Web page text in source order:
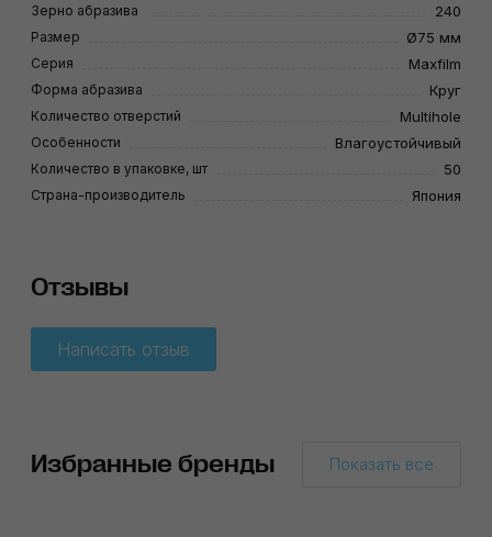
Зерно абразива 240
Размер Ø75 мм
Серия Maxfilm
Форма абразива Круг
Количество отверстий Multihole
Особенности Влагоустойчивый
Количество в упаковке, шт 50
Страна-производитель Япония
Отзывы
Написать отзыв
Избранные бренды Показать все